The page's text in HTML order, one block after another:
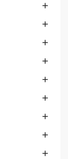








